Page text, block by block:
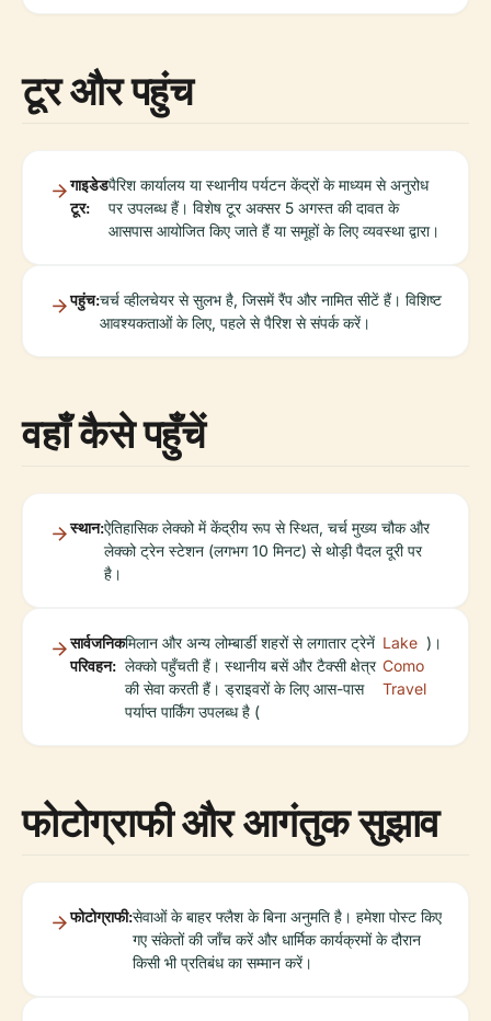
टूर और पहुंच
गाइडेड
टूर:
पैरिश कार्यालय या स्थानीय पर्यटन केंद्रों के माध्यम से अनुरोध
पर उपलब्ध हैं। विशेष टूर अक्सर 5 अगस्त की दावत के
आसपास आयोजित किए जाते हैं या समूहों के लिए व्यवस्था द्वारा।
पहुंच:चर्च व्हीलचेयर से सुलभ है, जिसमें रैंप और नामित सीटें हैं। विशिष्ट
आवश्यकताओं के लिए, पहले से पैरिश से संपर्क करें।
वहाँ कैसे पहुँचें
स्थान:ऐतिहासिक लेक्को में केंद्रीय रूप से स्थित, चर्च मुख्य चौक और
लेक्को ट्रेन स्टेशन (लगभग 10 मिनट) से थोड़ी पैदल दूरी पर
है।
सार्वजनिक
परिवहन:
मिलान और अन्य लोम्बार्डी शहरों से लगातार ट्रेनें
लेक्को पहुँचती हैं। स्थानीय बसें और टैक्सी क्षेत्र
की सेवा करती हैं। ड्राइवरों के लिए आस-पास
पर्याप्त पार्किंग उपलब्ध है (
Lake
Como
Travel
)।
फोटोग्राफी और आगंतुक सुझाव
फोटोग्राफी:सेवाओं के बाहर फ्लैश के बिना अनुमति है। हमेशा पोस्ट किए
गए संकेतों की जाँच करें और धार्मिक कार्यक्रमों के दौरान
किसी भी प्रतिबंध का सम्मान करें।